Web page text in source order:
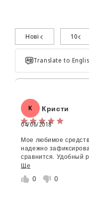
Поділиться
Нові 10
Translate to
К Кристи
04/06/2018
Мое любимое
надежно
сравнится. Удобный
фиксация больше
Ще
0 0